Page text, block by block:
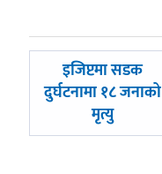
पछिल्लाे
-
इजिप्टमा सडक
दुर्घटनामा १८ जनाको
मृत्यु